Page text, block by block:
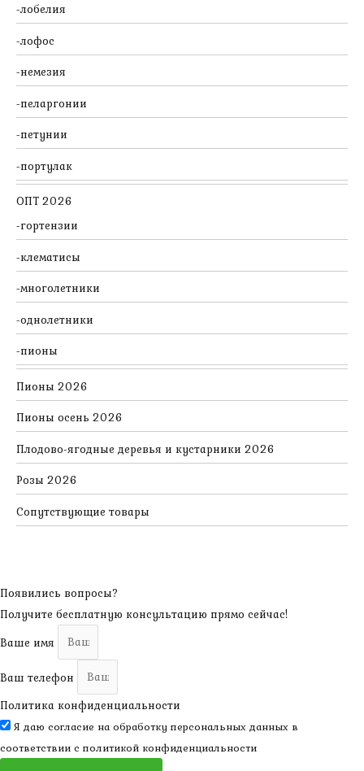
лобелия
лофос
немезия
пеларгонии
петунии
портулак
ОПТ 2026
гортензии
клематисы
многолетники
однолетники
пионы
Пионы 2026
Пионы осень 2026
Плодово-ягодные деревья и кустарники 2026
Розы 2026
Сопутствующие товары
Появились вопросы?
Получите бесплатную консультацию прямо сейчас!
Ваше имя
Ваш телефон
Политика конфиденциальности
Я даю согласие на обработку персональных данных в
соответствии с политикой конфиденциальности